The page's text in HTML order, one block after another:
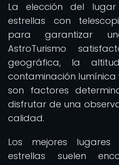
La elección del
estrellas con
para garantizar
AstroTurismo
geográfica, la
contaminación
son factores
disfrutar de una
calidad.
Los mejores
estrellas suelen